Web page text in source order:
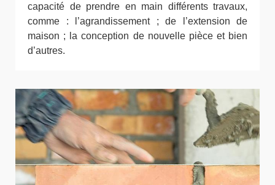
capacité de prendre en main différents travaux,
comme : l’agrandissement ; de l’extension de
maison ; la conception de nouvelle pièce et bien
d’autres.